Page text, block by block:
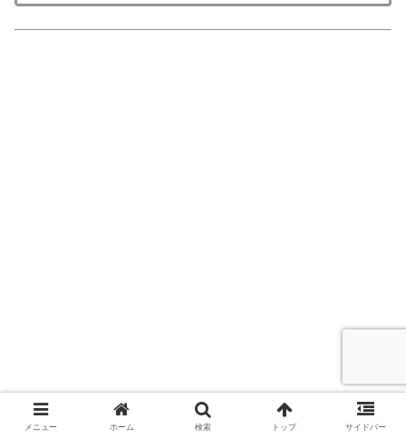
メニュー ホーム 検索 トップ サイドバー